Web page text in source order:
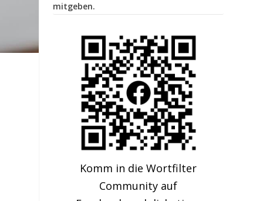
mitgeben.
Komm in die Wortfilter
Community auf